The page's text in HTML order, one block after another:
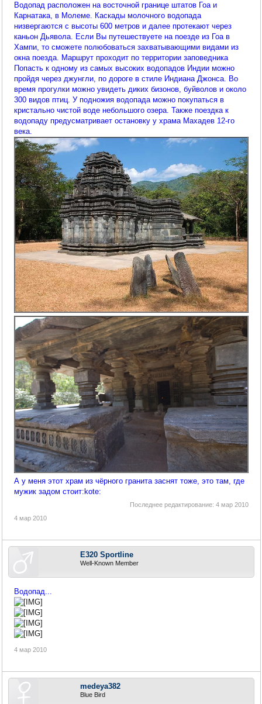
Водопад расположен на восточной границе штатов Гоа и
Карнатака, в Молеме. Каскады молочного водопада
низвергаются с высоты 600 метров и далее протекают через
каньон Дьявола. Если Вы путешествуете на поезде из Гоа в
Хампи, то сможете полюбоваться захватывающими видами из
окна поезда. Маршрут проходит по территории заповедника
Попасть к одному из самых высоких водопадов Индии можно
пройдя через джунгли, по дороге в стиле Индиана Джонса. Во
время прогулки можно увидеть диких бизонов, буйволов и около
300 видов птиц. У подножия водопада можно покупаться в
кристально чистой воде небольшого озера. Также поездка к
водопаду предусматривает остановку у храма Махадев 12-го
века.
А у меня этот храм из чёрного гранита заснят тоже, это там, где
мужик задом стоит:kote:
Последнее редактирование: 4 мар 2010
4 мар 2010
E320 Sportline
Well-Known Member
Водопад...
4 мар 2010
medeya382
Blue Bird